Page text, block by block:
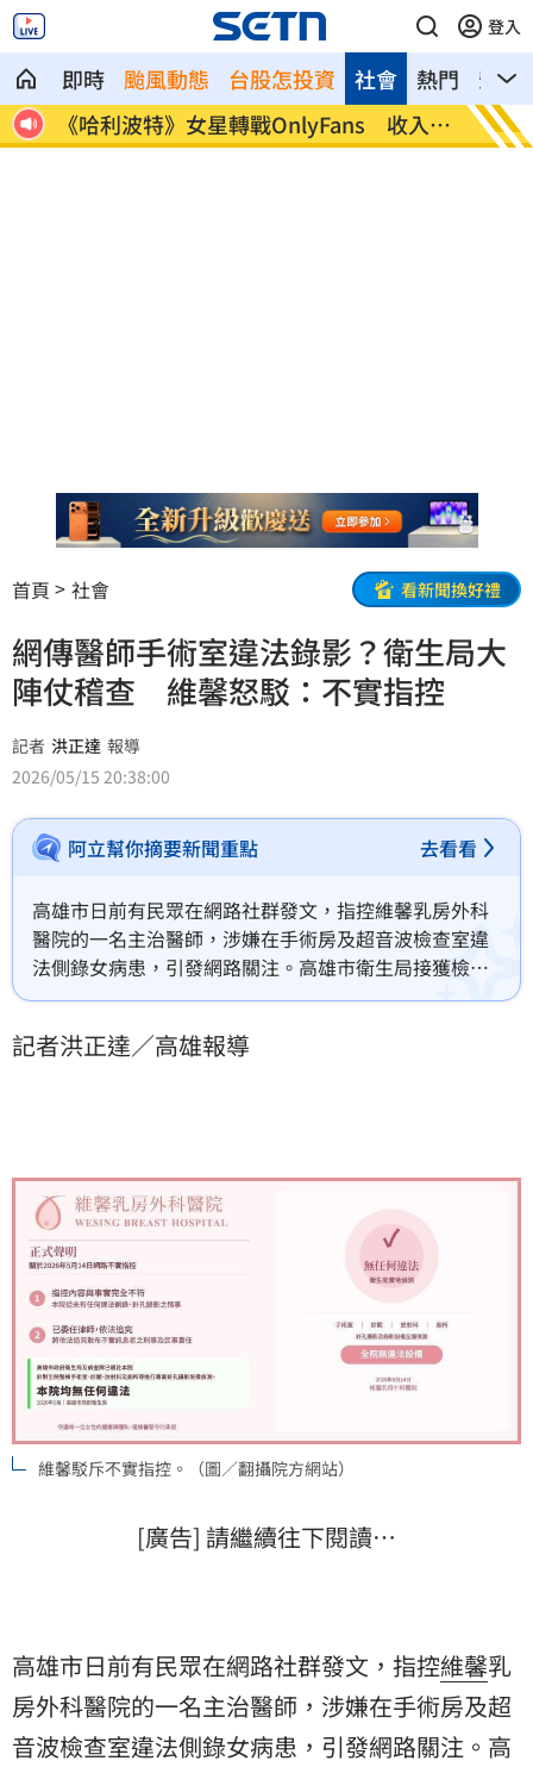
登入
即時 颱風動態 台股怎投資 熱門 影音
社會
不
《哈利波特》女星轉戰OnlyFans 收入曝
光
逛逢
首頁 社會 看新聞換好禮
網傳醫師手術室違法錄影？衛生局大
陣仗稽查 維馨怒駁：不實指控
記者 洪正達 報導
2026/05/15 20:38:00
阿立幫你摘要新聞重點 去看看
高雄市日前有民眾在網路社群發文，指控維馨乳房外科
醫院的一名主治醫師，涉嫌在手術房及超音波檢查室違
法側錄女病患，引發網路關注。高雄市衛生局接獲檢舉
後前往實地勘查，結果顯示該院手術室並未發現監視設
測，確認均無任何違法設備，遭影射的醫師與院方今日
記者洪正達／高雄報導
維馨駁斥不實指控。（圖／翻攝院方網站）
[廣告] 請繼續往下閱讀…
高雄市日前有民眾在網路社群發文，指控維馨乳
房外科醫院的一名主治醫師，涉嫌在手術房及超
音波檢查室違法側錄女病患，引發網路關注。 高